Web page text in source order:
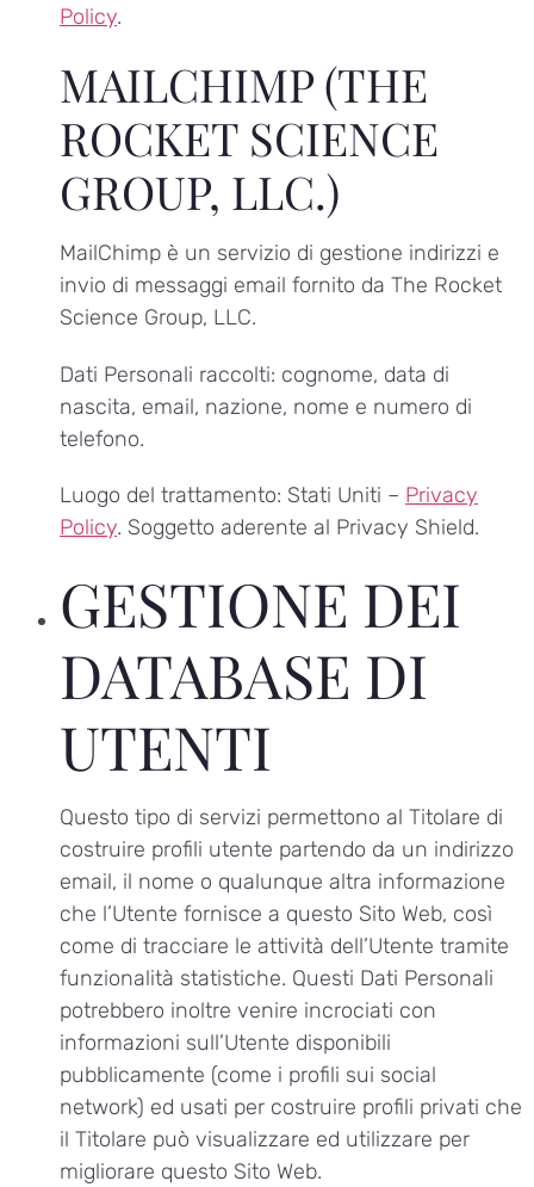
Policy.
MAILCHIMP (THE
ROCKET SCIENCE
GROUP, LLC.)
MailChimp è un servizio di gestione indirizzi e
invio di messaggi email fornito da The Rocket
Science Group, LLC.
Dati Personali raccolti: cognome, data di
nascita, email, nazione, nome e numero di
telefono.
Luogo del trattamento: Stati Uniti – Privacy
Policy. Soggetto aderente al Privacy Shield.
GESTIONE DEI
DATABASE DI
UTENTI
Questo tipo di servizi permettono al Titolare di
costruire profili utente partendo da un indirizzo
email, il nome o qualunque altra informazione
che l’Utente fornisce a questo Sito Web, così
come di tracciare le attività dell’Utente tramite
funzionalità statistiche. Questi Dati Personali
potrebbero inoltre venire incrociati con
informazioni sull’Utente disponibili
pubblicamente (come i profili sui social
network) ed usati per costruire profili privati che
il Titolare può visualizzare ed utilizzare per
migliorare questo Sito Web.